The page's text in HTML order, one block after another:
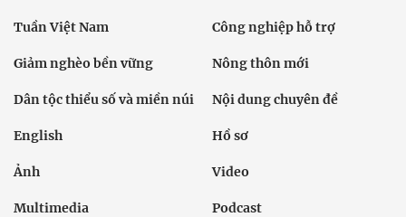
Tuần Việt Nam Công nghiệp hỗ trợ
Giảm nghèo bền vững Nông thôn mới
Dân tộc thiểu số và miền núi Nội dung chuyên đề
English Hồ sơ
Ảnh Video
Multimedia Podcast